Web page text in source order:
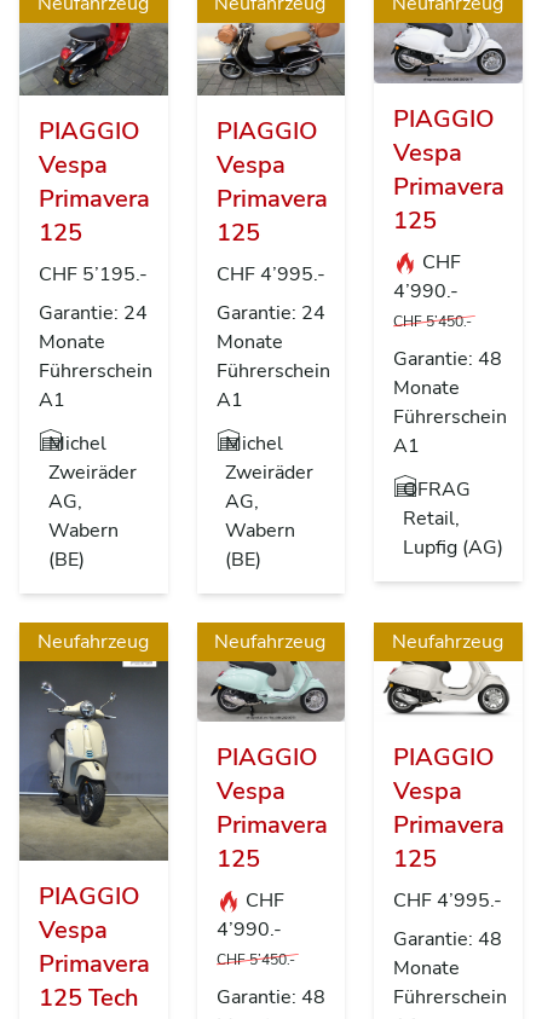
PIAGGIO
Vespa
Primavera
125
CHF 5’195.-
Garantie: 24
Monate
Führerschein
A1
Michel
Zweiräder
AG,
Wabern
(BE)
PIAGGIO
Vespa
Primavera
125
CHF 4’995.-
Garantie: 24
Monate
Führerschein
A1
Michel
Zweiräder
AG,
Wabern
(BE)
PIAGGIO
Vespa
Primavera
125
CHF
4’990.-
CHF 5’450.-
Garantie: 48
Monate
Führerschein
A1
OFRAG
Retail,
Lupfig (AG)
Neufahrzeug
PIAGGIO
Vespa
Primavera
125 Tech
Neufahrzeug
PIAGGIO
Vespa
Primavera
125
CHF
4’990.-
CHF 5’450.-
Garantie: 48
Neufahrzeug
PIAGGIO
Vespa
Primavera
125
CHF 4’995.-
Garantie: 48
Monate
Führerschein